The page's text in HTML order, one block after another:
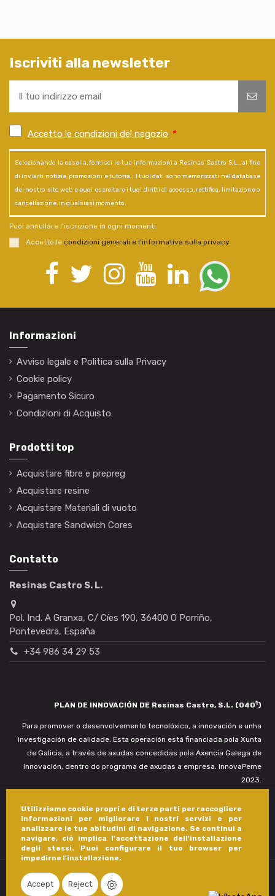
Utilizziamo cookie propri e di terze parti per raccogliere
informazioni per migliorare i nostri servizi e per
analizzare le tue abitudini di navigazione. Se continui a
navigare, ciò implica l'accettazione dell'installazione
degli stessi. Puoi configurare il tuo browser per
impedirne l'installazione.
Accept Reject
Iscriviti alla newsletter
Accetto le condizioni del negozio *
Selezionando la casella, fornisci le tue informazioni a Resinas Castro S.L., al fine
di inviarti notizie, promozioni e tutorial. I tuoi dati sono memorizzati nel database
del nostro sito web e puoi esercitare i tuoi diritti di accesso, rettifica, limitazione o
cancellazione, in qualsiasi momento.
Puoi annullare l'iscrizione in ogni momenti.
Accetto le condizioni generali e l’informativa sulla privacy.
Informazioni
Avviso legale e Politica sulla Privacy
Cookie policy
Pagamento Sicuro
Condizioni di Acquisto
Prodotti top
Acquistare fibre e prepreg
Acquistare resine
Acquistare Materiali di vuoto
Acquistare Sandwich Cores
Contatto
Resinas Castro S. L.
Pol. Ind. A Granxa, C/ Cíes 190, 36400 O Porriño,
Pontevedra, España
+34 986 34 29 53
PLAN DE INNOVACIÓN DE Resinas Castro, S.L. (0401)
Para promover o desenvolvemento tecnolóxico, a innovación e unha
investigación de calidade. Esta operación está financiada pola Xunta
de Galicia, a través de axudas concedidas pola Axencia Galega de
Innovación, dentro do programa de axudas a empresa. InnovaPeme
2023.